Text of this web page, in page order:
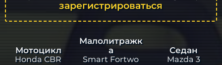
зарегистрироваться
Мотоцикл
Honda CBR
Малолитражк
а
Smart Fortwo
Седан
Mazda 3